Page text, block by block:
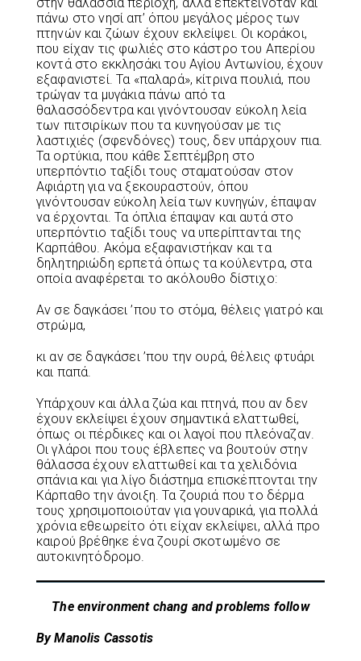
πάνω στο νησί απ’ όπου μεγάλος μέρος των
πτηνών και ζώων έχουν εκλείψει. Οι κοράκοι,
που είχαν τις φωλιές στο κάστρο του Απερίου
κοντά στο εκκλησάκι του Αγίου Αντωνίου, έχουν
εξαφανιστεί. Τα «παλαρά», κίτρινα πουλιά, που
τρώγαν τα μυγάκια πάνω από τα
θαλασσόδεντρα και γινόντουσαν εύκολη λεία
των πιτσιρίκων που τα κυνηγούσαν με τις
λαστιχιές (σφενδόνες) τους, δεν υπάρχουν πια.
Τα ορτύκια, που κάθε Σεπτέμβρη στο
υπερπόντιο ταξίδι τους σταματούσαν στον
Αφιάρτη για να ξεκουραστούν, όπου
γινόντουσαν εύκολη λεία των κυνηγών, έπαψαν
να έρχονται. Τα όπλια έπαψαν και αυτά στο
υπερπόντιο ταξίδι τους να υπερίπτανται της
Καρπάθου. Ακόμα εξαφανιστήκαν και τα
δηλητηριώδη ερπετά όπως τα κούλεντρα, στα
οποία αναφέρεται το ακόλουθο δίστιχο:
Αν σε δαγκάσει ’που το στόμα, θέλεις γιατρό και
στρώμα,
κι αν σε δαγκάσει ’που την ουρά, θέλεις φτυάρι
και παπά.
Υπάρχουν και άλλα ζώα και πτηνά, που αν δεν
έχουν εκλείψει έχουν σημαντικά ελαττωθεί,
όπως οι πέρδικες και οι λαγοί που πλεόναζαν.
Οι γλάροι που τους έβλεπες να βουτούν στην
θάλασσα έχουν ελαττωθεί και τα χελιδόνια
σπάνια και για λίγο διάστημα επισκέπτονται την
Κάρπαθο την άνοιξη. Τα ζουριά που το δέρμα
τους χρησιμοποιούταν για γουναρικά, για πολλά
χρόνια εθεωρείτο ότι είχαν εκλείψει, αλλά προ
καιρού βρέθηκε ένα ζουρί σκοτωμένο σε
αυτοκινητόδρομο.
The environment chang and problems follow
By Manolis Cassotis